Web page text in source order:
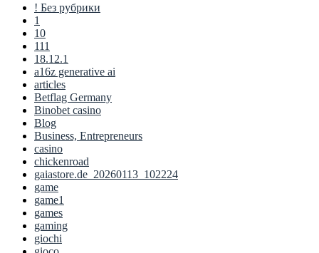
! Без рубрики
1
10
111
18.12.1
a16z generative ai
articles
Betflag Germany
Binobet casino
Blog
Business, Entrepreneurs
casino
chickenroad
gaiastore.de_20260113_102224
game
game1
games
gaming
giochi